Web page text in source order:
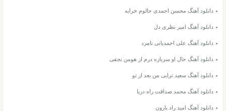
دانلود آهنگ محسن احمدی حالوم خرابه
دانلود آهنگ امیر نظری دل
دانلود آهنگ علی احمدیانی نامرد
دانلود آهنگ حال او سربازه درم از هومن نجفی
دانلود آهنگ سعید ترابی من بعد از تو
دانلود آهنگ محمد صداقت راه دریا
دانلود آهنگ امید راد بارون